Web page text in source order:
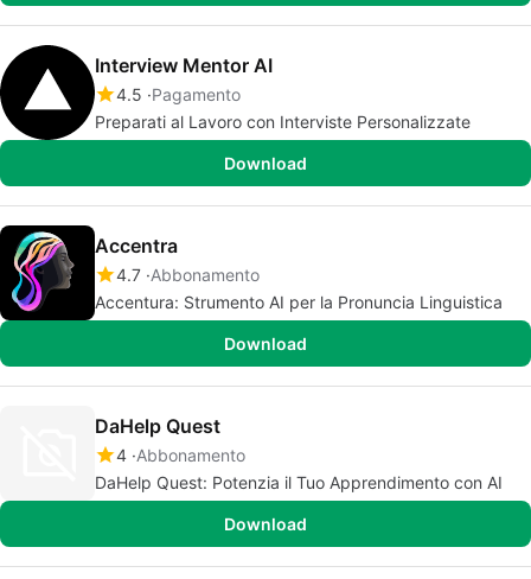
Interview Mentor AI
4.5 Pagamento
Preparati al Lavoro con Interviste Personalizzate
Download
Accentra
4.7 Abbonamento
Accentura: Strumento AI per la Pronuncia Linguistica
Download
DaHelp Quest
4 Abbonamento
DaHelp Quest: Potenzia il Tuo Apprendimento con AI
Download